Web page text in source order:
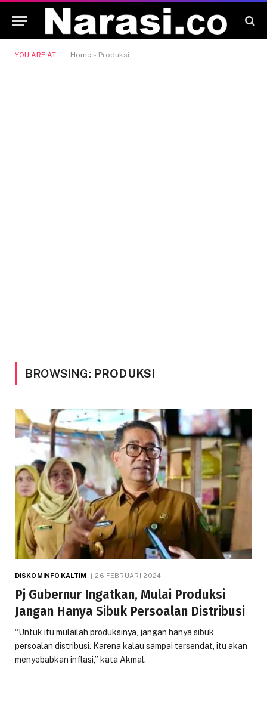
YOU ARE AT: Home » Produksi
BROWSING: PRODUKSI
DISKOMINFO KALTIM 26 FEBRUARI 2024
Pj Gubernur Ingatkan, Mulai Produksi
Jangan Hanya Sibuk Persoalan Distribusi
“Untuk itu mulailah produksinya, jangan hanya sibuk
persoalan distribusi. Karena kalau sampai tersendat, itu akan
menyebabkan inflasi,” kata Akmal.